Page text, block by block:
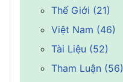
Thế Giới (21)
Việt Nam (46)
Tài Liệu (52)
Tham Luận (56)